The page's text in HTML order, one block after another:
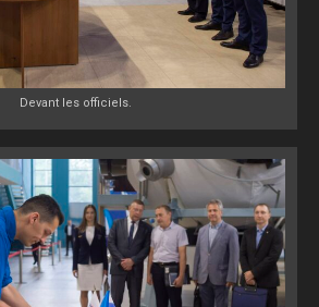
Devant les officiels.